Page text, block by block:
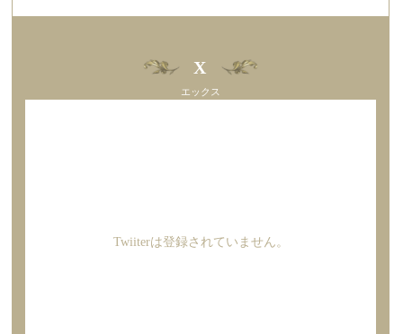
X
エックス
Twiiterは登録されていません。